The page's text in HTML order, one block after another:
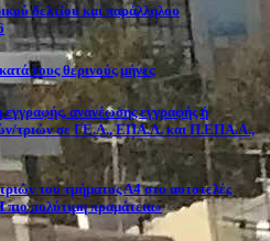
δελτίου και παράλληλου
τους θερινούς μήνες
εγγραφής, ανανέωσης εγγραφής ή
τριών σε ΓΕ.Λ., ΕΠΑ.Λ. και Π.ΕΠΑ.Λ.,
του τμήματος Α4 στο αυτοτελές
πιο πολύτιμη πραμάτεια»